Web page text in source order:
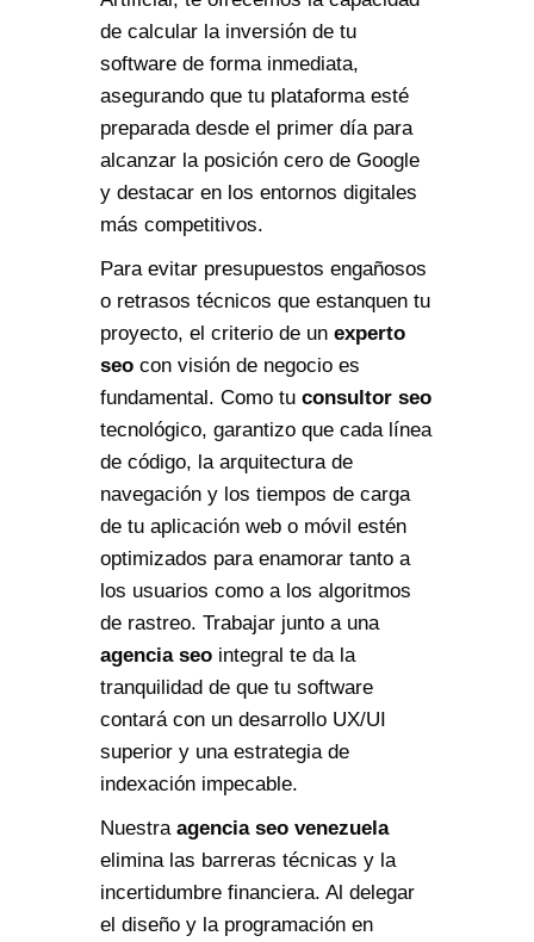
de calcular la inversión de tu
software de forma inmediata,
asegurando que tu plataforma esté
preparada desde el primer día para
alcanzar la posición cero de Google
y destacar en los entornos digitales
más competitivos.
Para evitar presupuestos engañosos
o retrasos técnicos que estanquen tu
proyecto, el criterio de un experto
seo con visión de negocio es
fundamental. Como tu consultor seo
tecnológico, garantizo que cada línea
de código, la arquitectura de
navegación y los tiempos de carga
de tu aplicación web o móvil estén
optimizados para enamorar tanto a
los usuarios como a los algoritmos
de rastreo. Trabajar junto a una
agencia seo integral te da la
tranquilidad de que tu software
contará con un desarrollo UX/UI
superior y una estrategia de
indexación impecable.
Nuestra agencia seo venezuela
elimina las barreras técnicas y la
incertidumbre financiera. Al delegar
el diseño y la programación en